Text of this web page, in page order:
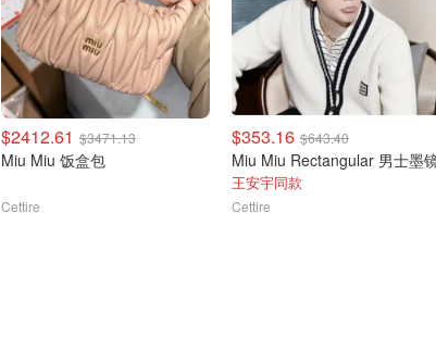
$2412.61 $3471.13
Miu Miu 饭盒包
Cettire
$353.16 $643.40
Miu Miu Rectangular 男士墨
王安宇同款
Cettire